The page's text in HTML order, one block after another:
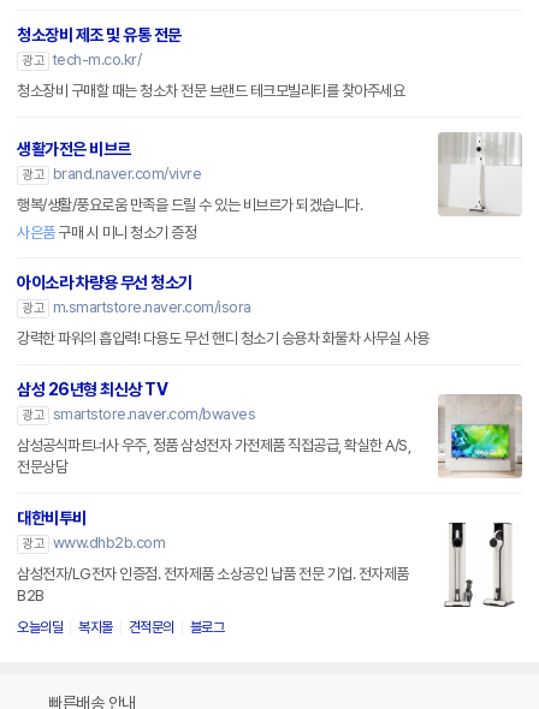
청소장비 제조 및 유통 전문
광고 tech-m.co.kr/
청소장비 구매할 때는 청소차 전문 브랜드 테크모빌리티를 찾아주세요
생활가전은 비브르
광고
brand.naver.com/vivre
행복/생활/풍요로움 만족을 드릴 수 있는 비브르가 되겠습니다.
사은품구매 시 미니 청소기 증정
아이소라 차량용 무선 청소기
광고
m.smartstore.naver.com/isora
강력한 파워의 흡입력! 다용도 무선 핸디 청소기 승용차 화물차 사무실 사용
삼성 26년형 최신상 TV
광고 smartstore.naver.com/bwaves
삼성공식파트너사 우주, 정품 삼성전자 가전제품 직접공급, 확실한 A/S,
전문상담
대한비투비
광고 www.dhb2b.com
삼성전자/LG전자 인증점. 전자제품 소상공인 납품 전문 기업. 전자제품
B2B
오늘의딜 복지몰 견적문의 블로그
빠른배송 안내